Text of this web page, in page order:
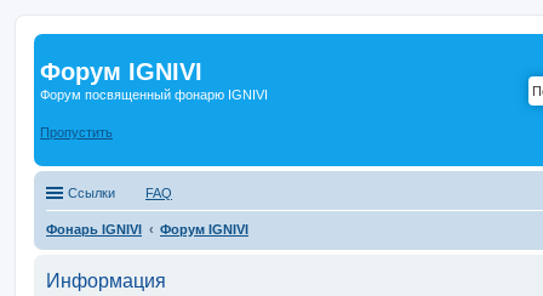
Форум IGNIVI
Форум посвященный фонарю IGNIVI
Пропустить
Ссылки FAQ
Фонарь IGNIVI Форум IGNIVI
Информация